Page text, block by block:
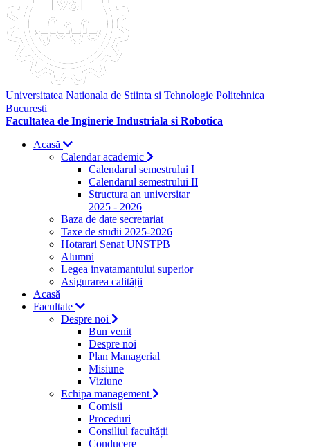
Universitatea Nationala de Stiinta si Tehnologie Politehnica
Bucuresti
Facultatea de Inginerie Industriala si Robotica
Acasă
Calendar academic
Calendarul semestrului I
Calendarul semestrului II
Structura an universitar
2025 - 2026
Baza de date secretariat
Taxe de studii 2025-2026
Hotarari Senat UNSTPB
Alumni
Legea invatamantului superior
Asigurarea calității
Acasă
Facultate
Despre noi
Bun venit
Despre noi
Plan Managerial
Misiune
Viziune
Echipa management
Comisii
Proceduri
Consiliul facultății
Conducere